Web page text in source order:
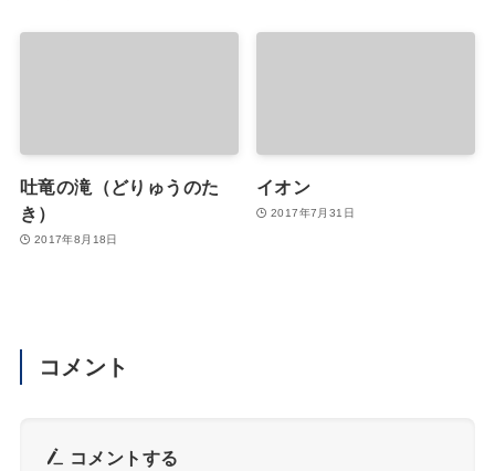
吐竜の滝（どりゅうのた
き）
2017年8月18日
イオン
2017年7月31日
コメント
コメントする